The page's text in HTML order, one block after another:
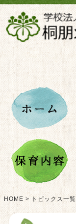
HOME > トピックス一覧